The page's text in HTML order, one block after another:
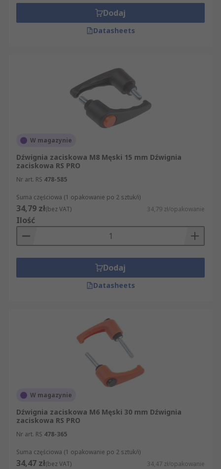
Dodaj
Datasheets
W magazynie
Dźwignia zaciskowa M8 Męski 15 mm Dźwignia
zaciskowa RS PRO
Nr art. RS 478-585
Suma częściowa (1 opakowanie po 2 sztuk/i)
34,79 zł(bez VAT) 34,79 zł/opakowanie
Ilość
Dodaj
Datasheets
W magazynie
Dźwignia zaciskowa M6 Męski 30 mm Dźwignia
zaciskowa RS PRO
Nr art. RS 478-365
Suma częściowa (1 opakowanie po 2 sztuk/i)
34,47 zł(bez VAT) 34,47 zł/opakowanie